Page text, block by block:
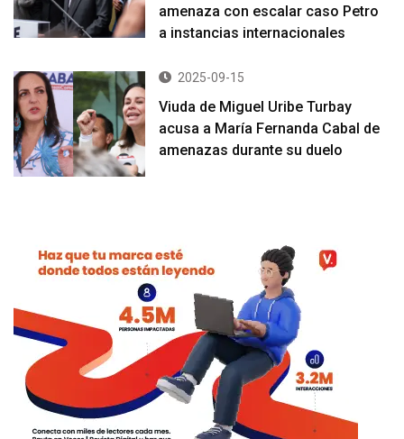
amenaza con escalar caso Petro
a instancias internacionales
2025-09-15
Viuda de Miguel Uribe Turbay
acusa a María Fernanda Cabal de
amenazas durante su duelo